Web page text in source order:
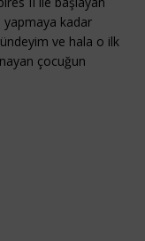
kadar
ve hala o ilk
çocuğun